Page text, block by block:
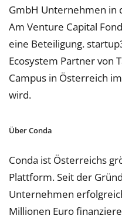
GmbH Unternehmen in
Am Venture Capital
eine Beteiligung.
Ecosystem Partner von
Campus in Österreich
wird.
Über Conda
Conda ist Österreichs
Plattform. Seit der
Unternehmen
Millionen Euro